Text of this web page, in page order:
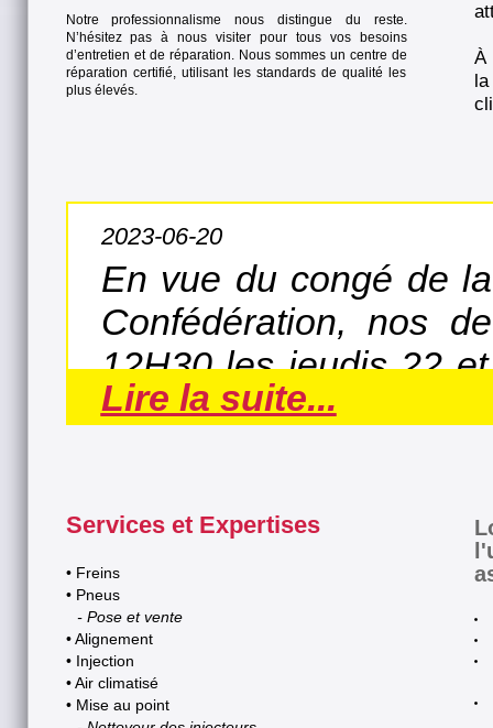
Notre professionnalisme nous distingue du reste.
N’hésitez pas à nous visiter pour tous vos besoins
d’entretien et de réparation. Nous sommes un centre de
réparation certifié, utilisant les standards de qualité les
plus élevés.
À
2023-06-20
En vue du congé de
Confédération, nos
12H30 les jeudis 22
vendredis 23 et 30
Lundi au jeudi : 7h30
Vendredi : 7h30 à
Profitez bien de ces
2022-01-01
Lire la suite...
Services et Expertises
• Freins
• Pneus
- Pose et vente
• Alignement
• Injection
• Air climatisé
• Mise au point